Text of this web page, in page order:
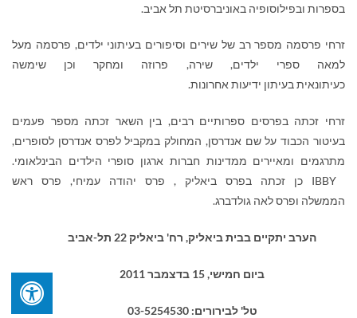
בספרות ובפילוסופיה באוניברסיטת תל אביב.
זרחי פרסמה מספר רב של שירים וסיפורים בעיתוני ילדים, פרסמה מעל
למאה ספרי ילדים, שירה, פרוזה ומחקר וכן שימשה
כעיתונאית בעיתון ידיעות אחרונות.
זרחי זכתה בפרסים ספרותיים רבים, בין השאר זכתה מספר פעמים
בעיטור הכבוד על שם אנדרסן, המחולק במקביל לפרס אנדרסן לסופרים,
מתרגמים ומאיירים ממדינות חברות ארגון סופרי הילדים הבינלאומי.
IBBY כן זכתה בפרס ביאליק , פרס יהודה עמיחי, פרס ראש
הממשלה ופרס לאה גולדברג.
הערב יתקיים בבית ביאליק, רח' ביאליק 22 תל-אביב
ביום חמישי, 15 בדצמבר 2011
טל' לבירורים: 03-5254530